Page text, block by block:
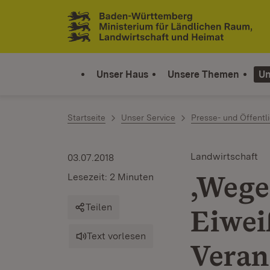
Zum Inhalt springen
Link zur Startseite
Unser Haus Unsere Themen
Startseite Unser Service Presse- und
Landwirtschaft
03.07.2018
Lesezeit: 2 Minuten
Teilen
Text vorlesen